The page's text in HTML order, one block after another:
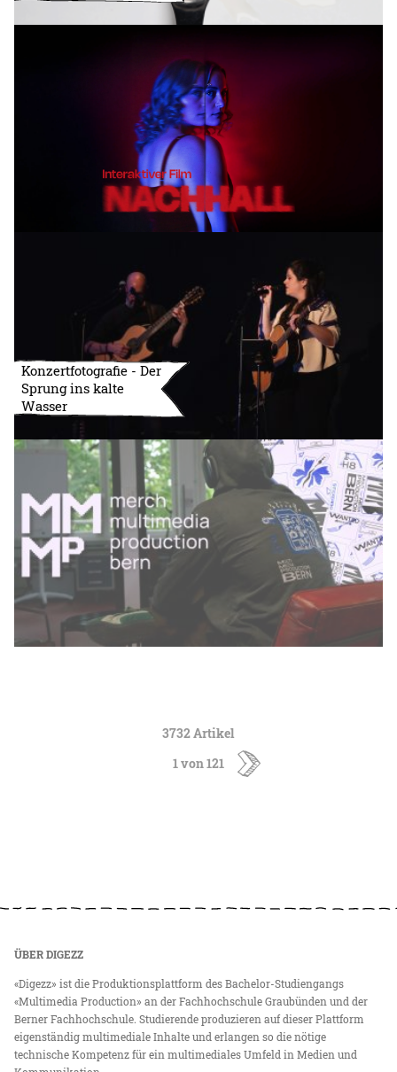
Konzertfotografie - Der
Sprung ins kalte
Wasser
3732 Artikel
1 von 121
ÜBER DIGEZZ
«Digezz» ist die Produktionsplattform des Bachelor-Studiengangs
«Multimedia Production» an der Fachhochschule Graubünden und der
Berner Fachhochschule. Studierende produzieren auf dieser Plattform
eigenständig multimediale Inhalte und erlangen so die nötige
technische Kompetenz für ein multimediales Umfeld in Medien und